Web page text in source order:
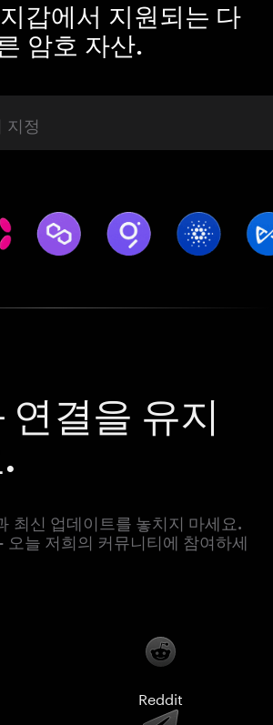
갑에서 지원되는 다
암호 자산.
연결을 유지
최신 업데이트를 놓치지 마세요.
오늘 저희의 커뮤니티에 참여하세
Reddit